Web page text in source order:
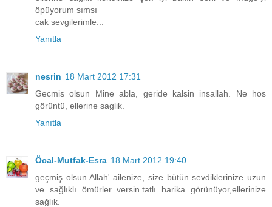
öpüyorum sımsı
cak sevgilerimle...
Yanıtla
nesrin 18 Mart 2012 17:31
Gecmis olsun Mine abla, geride kalsin insallah. Ne hos
görüntü, ellerine saglik.
Yanıtla
Öcal-Mutfak-Esra 18 Mart 2012 19:40
geçmiş olsun.Allah' ailenize, size bütün sevdiklerinize uzun
ve sağlıklı ömürler versin.tatlı harika görünüyor,ellerinize
sağlık.